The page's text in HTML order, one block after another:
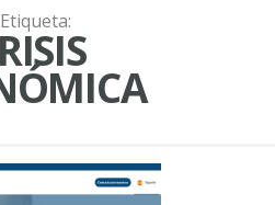
Etiqueta: